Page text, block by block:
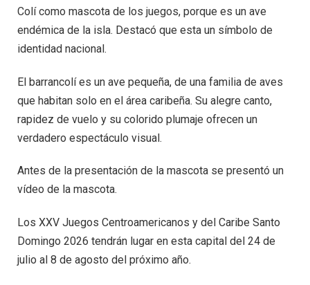
Colí como mascota de los juegos, porque es un ave
endémica de la isla. Destacó que esta un símbolo de
identidad nacional.
El barrancolí es un ave pequeña, de una familia de aves
que habitan solo en el área caribeña. Su alegre canto,
rapidez de vuelo y su colorido plumaje ofrecen un
verdadero espectáculo visual.
Antes de la presentación de la mascota se presentó un
vídeo de la mascota.
Los XXV Juegos Centroamericanos y del Caribe Santo
Domingo 2026 tendrán lugar en esta capital del 24 de
julio al 8 de agosto del próximo año.